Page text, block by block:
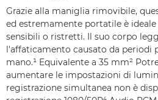
Grazie alla maniglia rimovibile,
ed estremamente portatile è
sensibili o ristretti. Il suo corpo
l'affaticamento causato da periodi
mano.¹ Equivalente a 35 mm²
aumentare le impostazioni di
registrazione simultanea non è